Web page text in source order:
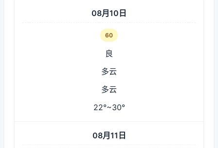
08月10日
60
良
多云
多云
22°~30°
08月11日